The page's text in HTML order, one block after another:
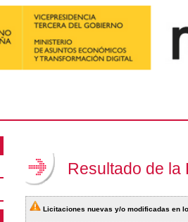
Resultado de la
Licitaciones nuevas y/o modificadas en